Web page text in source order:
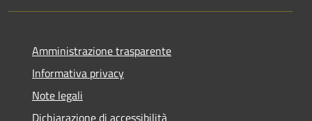
Amministrazione trasparente
Informativa privacy
Note legali